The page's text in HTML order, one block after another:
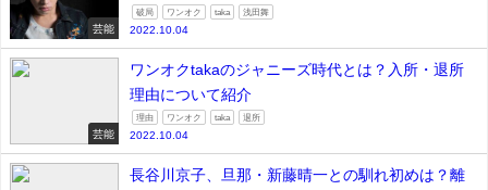
芸能
破局 ワンオク taka 浅田舞
2022.10.04
芸能
ワンオクtakaのジャニーズ時代とは？入所・退所
理由について紹介
理由 ワンオク taka 退所
2022.10.04
長谷川京子、旦那・新藤晴一との馴れ初めは？離